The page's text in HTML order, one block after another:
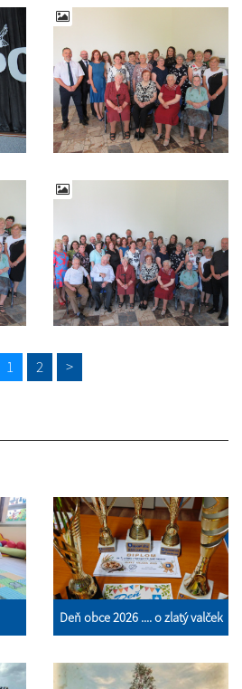
1 2 >
Deň obce 2026 .... o zlatý valček